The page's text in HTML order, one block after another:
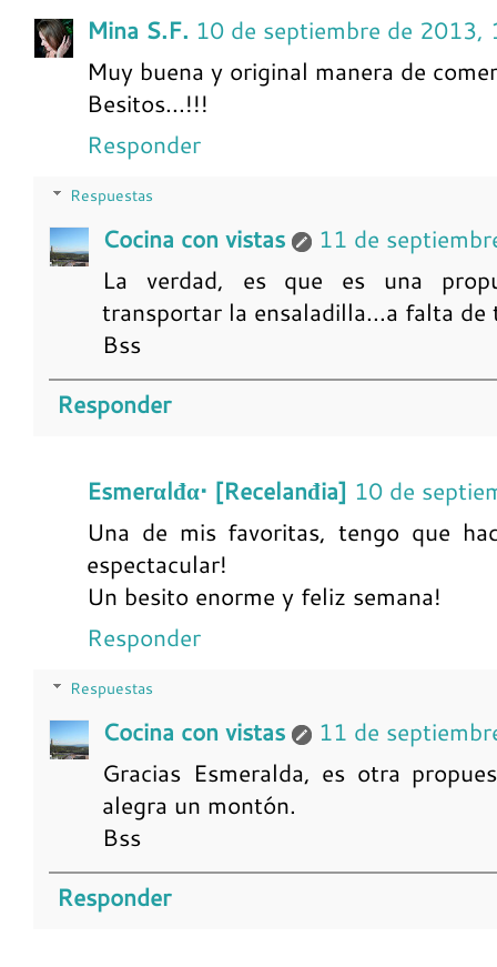
Mina S.F. 10 de septiembre de 2013,
Muy buena y original manera de
Besitos...!!!
Responder
Respuestas
Cocina con vistas
11 de
La verdad, es que es una
transportar la ensaladilla...a falta de
Bss
Responder
Esmerαlđα• [Recelanđia] 10 de
Una de mis favoritas, tengo que
espectacular!
Un besito enorme y feliz semana!
Responder
Respuestas
Cocina con vistas
11 de
Gracias Esmeralda, es otra
alegra un montón.
Bss
Responder